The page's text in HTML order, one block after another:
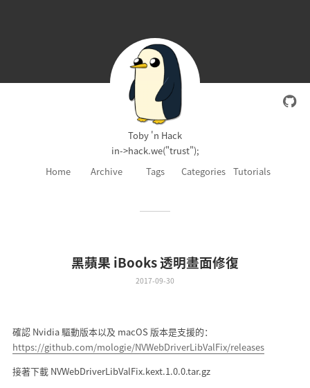
Toby 'n Hack
in->hack.we("trust");
Home
Archive Tags Categories Tutorials
黑蘋果 iBooks 透明畫面修復
2017-09-30
確認 Nvidia 驅動版本以及 macOS 版本是支援的：
https://github.com/mologie/NVWebDriverLibValFix/releases
接著下載 NVWebDriverLibValFix.kext.1.0.0.tar.gz